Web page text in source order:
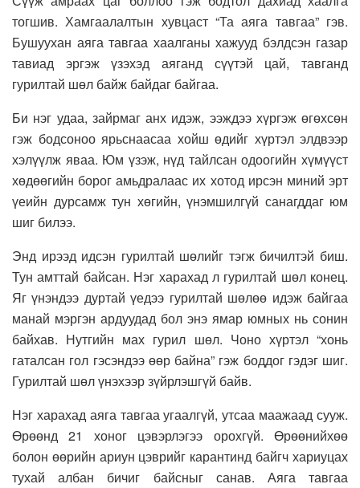
тогшив. Хамгаалалтын хувцаст “Та аяга тавгаа” гэв.
Бушуухан аяга тавгаа хаалганы хажууд бэлдсэн газар
тавиад эргэж үзэхэд аяганд сүүтэй цай, тавганд
гурилтай шөл байж байдаг байгаа.
Би нэг удаа, зайрмаг анх идэж, ээждээ хүргэж өгөхсөн
гэж бодсоноо ярьснаасаа хойш өдийг хүртэл элдвээр
хэлүүлж яваа. Юм үзэж, нүд тайлсан одоогийн хүмүүст
хөдөөгийн борог амьдралаас их хотод ирсэн миний эрт
үеийн дурсамж тун хөгийн, үнэмшилгүй санагддаг юм
шиг билээ.
Энд ирээд идсэн гурилтай шөлийг тэгж бичилтэй биш.
Тун амттай байсан. Нэг харахад л гурилтай шөл конец.
Яг үнэндээ дуртай үедээ гурилтай шөлөө идэж байгаа
манай мэргэн ардуудад бол энэ ямар юмных нь сонин
байхав. Нутгийн мах гурил шөл. Чоно хүртэл “хонь
гаталсан гол гэсэндээ өөр байна” гэж боддог гэдэг шиг.
Гурилтай шөл үнэхээр зүйрлэшгүй байв.
Нэг харахад аяга тавгаа угаалгүй, утсаа маажаад сууж.
Өрөөнд 21 хоног цэвэрлэгээ орохгүй. Өрөөнийхөө
болон өөрийн ариун цэврийг карантинд байгч хариуцах
тухай албан бичиг байсныг санав. Аяга тавгаа